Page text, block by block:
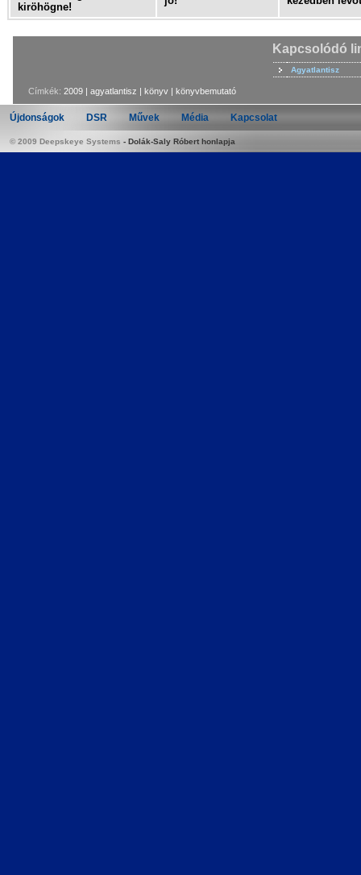
kiröhögne!
Kapcsolódó
Agyatlantisz
Címkék: 2009 |agyatlantisz |könyv |könyvbemutató
Újdonságok DSR Művek Média Kapcsolat
© 2009 Deepskeye Systems - Dolák-Saly Róbert honlapja